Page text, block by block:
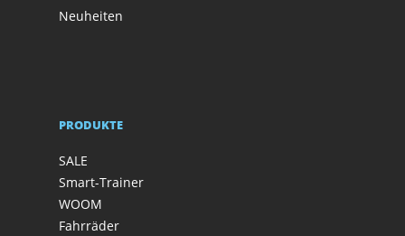
Neuheiten
PRODUKTE
SALE
Smart-Trainer
WOOM
Fahrräder